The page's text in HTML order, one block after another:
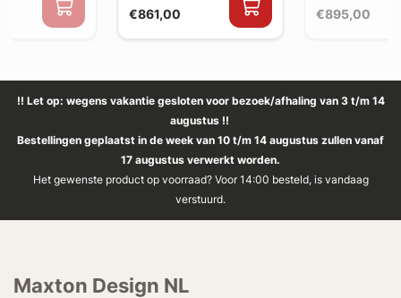
€861,00 €895,00
!! Let op: wegens vakantie gesloten voor bezoek/afhaling van 3 t/m 14
augustus !!
Bestellingen geplaatst in de week van 10 t/m 14 augustus zullen vanaf
17 augustus verwerkt worden.
Het gewenste product op voorraad? Voor 14:00 besteld, is vandaag
verstuurd.
Maxton Design NL